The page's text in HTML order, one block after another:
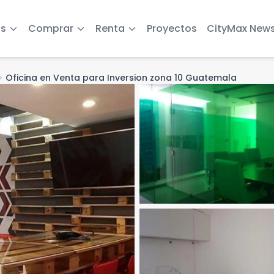
Comprar Renta Proyectos CityMax
chevron_right Oficina en Venta para Inversion zona 10 Guatemala